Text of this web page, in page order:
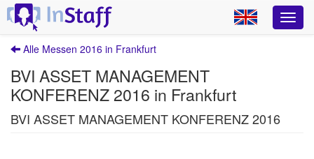
Alle Messen 2016 in Frankfurt
BVI ASSET MANAGEMENT
KONFERENZ 2016 in Frankfurt
BVI ASSET MANAGEMENT KONFERENZ 2016